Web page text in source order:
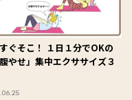
ぐそこ！ １日１分でOKの
腹やせ」集中エクササイズ３